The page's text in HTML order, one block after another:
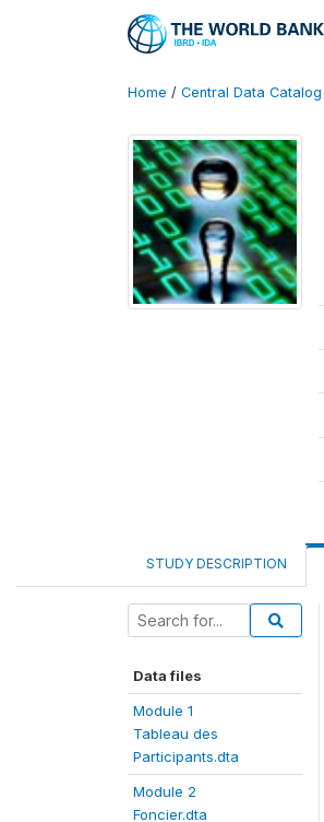
Home / Central Data Catalog
STUDY DESCRIPTION
Data files
Module 1
Tableau des
Participants.dta
Module 2
Foncier.dta